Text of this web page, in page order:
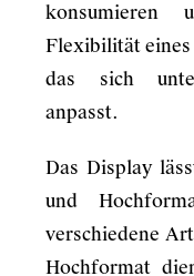
konsumieren
Flexibilität
das sich
anpasst.
Das Display
und
verschiedene
Hochformat